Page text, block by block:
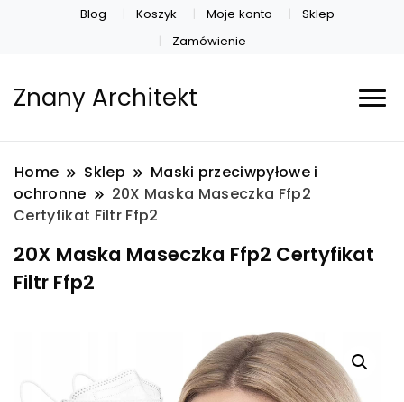
Blog Koszyk Moje konto
Sklep
Zamówienie
Znany Architekt
Home Sklep
Maski przeciwpyłowe i
ochronne
20X Maska Maseczka Ffp2
Certyfikat Filtr Ffp2
20X Maska Maseczka Ffp2 Certyfikat
Filtr Ffp2